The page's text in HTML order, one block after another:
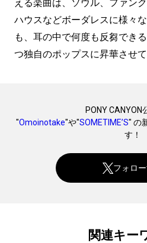
える楽曲は、ソウル、ファンク
ハウスなどボーダレスに様々
も、耳の中で何度も反芻でき
つ独自のポップスに昇華させて
PONY CANYON
"Omoinotake"や"SOMETIME’S" の
す！
フォロ
関連キー